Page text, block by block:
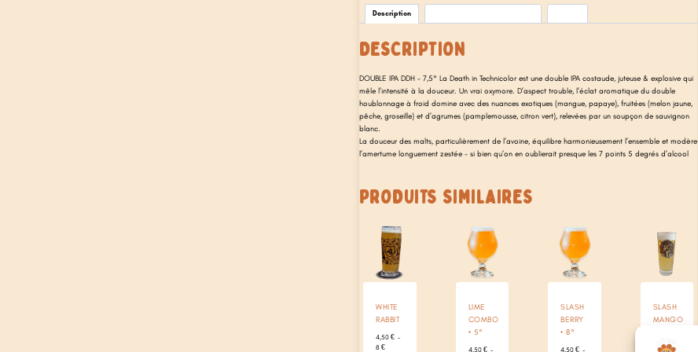
Description
DESCRIPTION
DOUBLE IPA DDH – 7,5° La Death in Technicolor est une double IPA costaude, juteuse & explosive qui
mêle l’intensité à la douceur. Un vrai oxymore. D’aspect trouble, l’éclat aromatique du double
houblonnage à froid domine avec des nuances exotiques (mangue, papaye), fruitées (melon jaune,
pêche, groseille) et d’agrumes (pamplemousse, citron vert), relevées par un soupçon de sauvignon
blanc.
La douceur des malts, particulièrement de l’avoine, équilibre harmonieusement l’ensemble et modère
l’amertume longuement zestée – si bien qu’on en oublierait presque les 7 points 5 degrés d’alcool
PRODUITS SIMILAIRES
WHITE
RABBIT
4,50 € –
8 €Plage
LIME
COMBO
• 5°
4,50 € –
SLASH
BERRY
• 8°
4,50 € –
SLASH
MANGO
8€Plage